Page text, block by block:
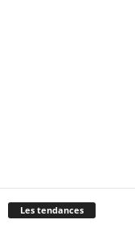
Les tendances